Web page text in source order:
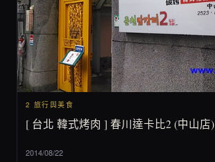
2 旅行與美食
[ 台北 韓式烤肉 ] 春川達卡比2 (中山店)
2014/08/22